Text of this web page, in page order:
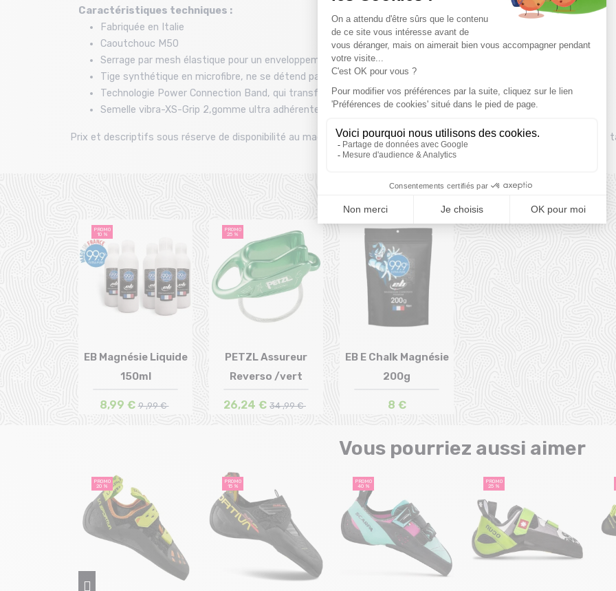
Caractéristiques techniques :
Fabriquée en Italie
Caoutchouc M50
Serrage par mesh élastique pour un enveloppement précis
Tige synthétique en microfibre, ne se détend pas
Technologie Power Connection Band, qui transfert la puissance des orteils vers le talon
Semelle vibra-XS-Grip 2,gomme ultra adhérente et grip exceptionnel.
Prix et descriptifs sous réserve de disponibilité au magasin Montaz , La Ravoire. Les tarifs du catalogue sont toutes
Produits complémentaires
PROMO
10 %
Taille en stock
EB Magnésie Liquide
150ml
8,99 € 9 ,99 €
PROMO
25 %
Taille en stock
PETZL Assureur
Reverso /vert
26,24 € 34 ,99 €
Taille en stock
EB E Chalk Magnésie
200g
8 €
Vous pourriez aussi aimer
PROMO
20 %
PROMO
15 %
PROMO
40 %
PROMO
25 %